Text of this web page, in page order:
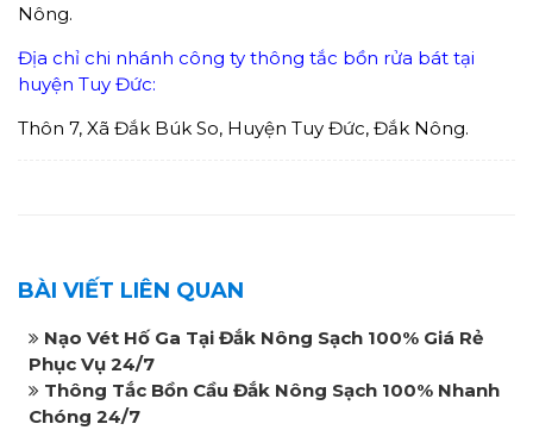
Nông.
Địa chỉ chi nhánh công ty thông tắc bồn rửa bát tại
huyện Tuy Đức:
Thôn 7, Xã Đắk Búk So, Huyện Tuy Đức, Đắk Nông.
BÀI VIẾT LIÊN QUAN
Nạo Vét Hố Ga Tại Đắk Nông Sạch 100% Giá Rẻ
Phục Vụ 24/7
Thông Tắc Bồn Cầu Đắk Nông Sạch 100% Nhanh
Chóng 24/7